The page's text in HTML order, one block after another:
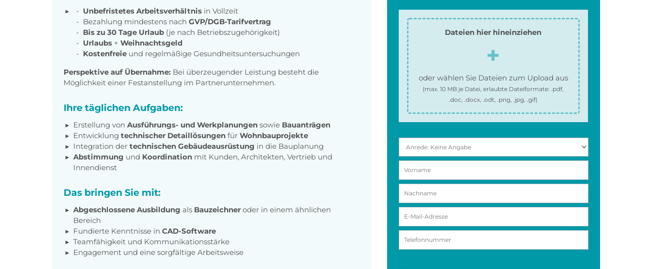
Unbefristetes Arbeitsverhältnis in Vollzeit
Bezahlung mindestens nach GVP/DGB-Tarifvertrag
Bis zu 30 Tage Urlaub (je nach Betriebszugehörigkeit)
Urlaubs + Weihnachtsgeld
Kostenfreie und regelmäßige Gesundheitsuntersuchungen
Perspektive auf Übernahme: Bei überzeugender Leistung besteht die
Möglichkeit einer Festanstellung im Partnerunternehmen.
Ihre täglichen Aufgaben:
Erstellung von Ausführungs- und Werkplanungen sowie Bauanträgen
Entwicklung technischer Detaillösungen für Wohnbauprojekte
Integration der technischen Gebäudeausrüstung in die Bauplanung
Abstimmung und Koordination mit Kunden, Architekten, Vertrieb und
Innendienst
Das bringen Sie mit:
Abgeschlossene Ausbildung als Bauzeichner oder in einem ähnlichen
Bereich
Fundierte Kenntnisse in CAD-Software
Teamfähigkeit und Kommunikationsstärke
Engagement und eine sorgfältige Arbeitsweise
Dateien hier hineinziehen
oder wählen Sie Dateien zum Upload aus
(max.10 MB je Datei, erlaubte Dateiformate:.pdf,
.doc, .docx, .odt, .png, .jpg, .gif)